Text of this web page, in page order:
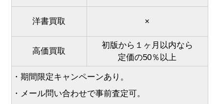
洋書買取 ×
高価買取
初版から１ヶ月以内なら
定価の50％以上
・期間限定キャンペーンあり。
・メール問い合わせで事前査定可。